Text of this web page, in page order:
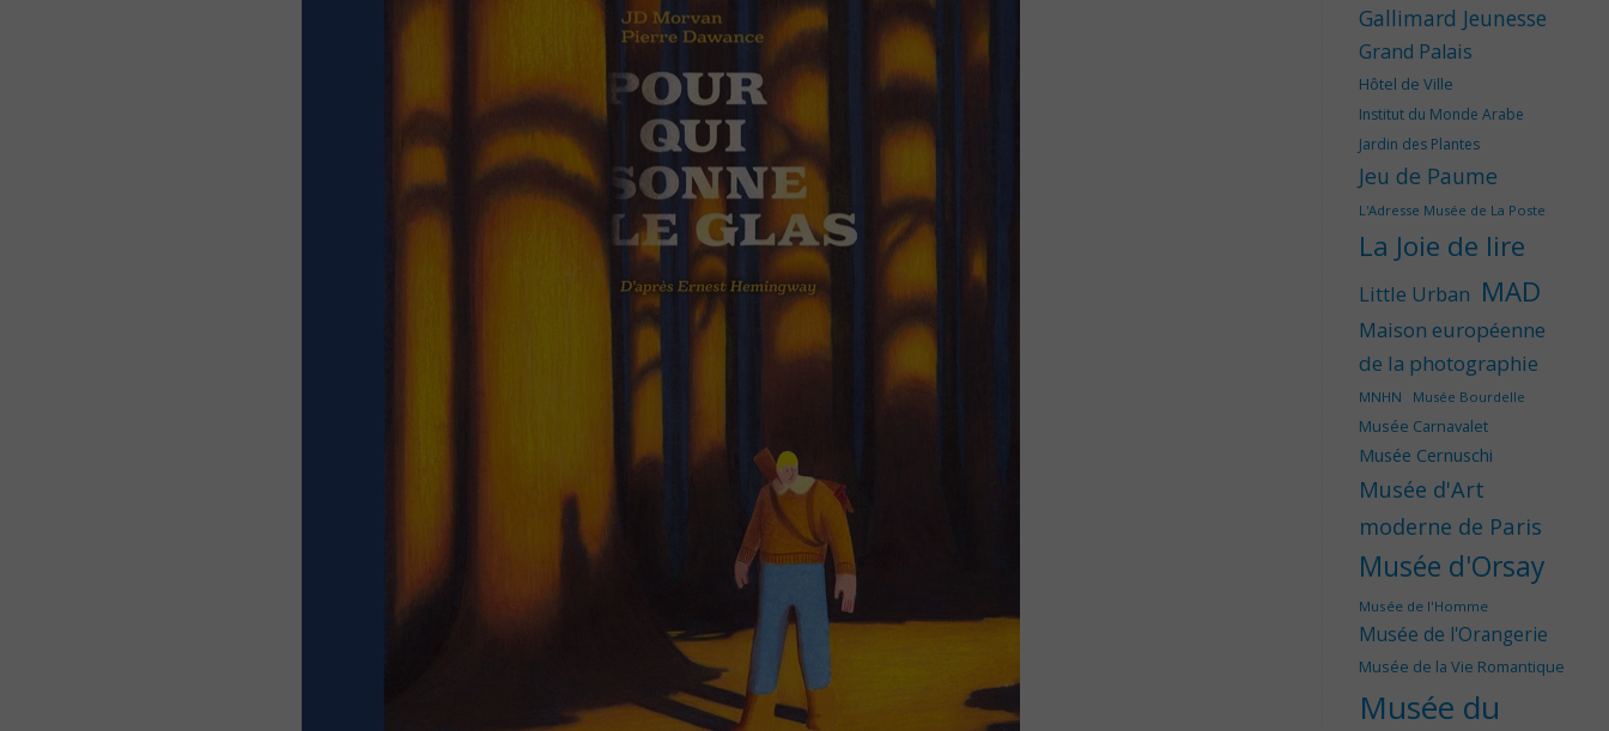
Gallimard Jeunesse
Grand Palais
Hôtel de Ville
Institut du Monde Arabe
Jardin des Plantes
Jeu de Paume
L'Adresse Musée de La Poste
La Joie de lire
Little Urban MAD
Maison européenne
de la photographie
MNHN Musée Bourdelle
Musée Carnavalet
Musée Cernuschi
Musée d'Art
moderne de Paris
Musée d'Orsay
Musée de l'Homme
Musée de l'Orangerie
Musée de la Vie Romantique
Musée du